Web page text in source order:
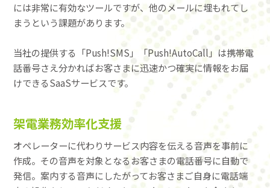
には非常に有効なツールですが、他のメールに埋もれてし
まうという課題があります。
当社の提供する「Push!SMS」「Push!AutoCall」は携帯電
話番号さえ分かればお客さまに迅速かつ確実に情報をお届
けできるSaaSサービスです。
架電業務効率化支援
オペレーターに代わりサービス内容を伝える音声を事前に
作成。その音声を対象となるお客さまの電話番号に自動で
発信。案内する音声にしたがってお客さまご自身に電話端